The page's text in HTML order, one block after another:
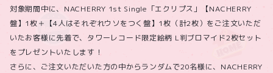
対象期間中に、NACHERRY 1st Single「エクリプス」【NACHERRY
盤】1枚＋【4人はそれぞれウソをつく盤】1枚（計2枚）をご注文いただ
いたお客様に先着で、タワーレコード限定絵柄 L判ブロマイド2枚セット
をプレゼントいたします！
さらに、ご注文いただいた方の中からランダムで20名様に、NACHERRY